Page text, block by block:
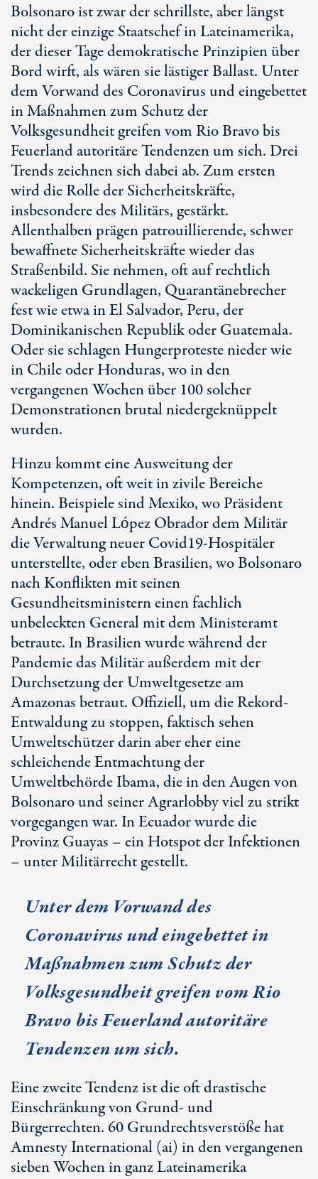
Bolsonaro ist zwar der schrillste, aber längst
nicht der einzige Staatschef in Lateinamerika,
der dieser Tage demokratische Prinzipien über
Bord wirft, als wären sie lästiger Ballast. Unter
dem Vorwand des Coronavirus und eingebettet
in Maßnahmen zum Schutz der
Volksgesundheit greifen vom Rio Bravo bis
Feuerland autoritäre Tendenzen um sich. Drei
Trends zeichnen sich dabei ab. Zum ersten
wird die Rolle der Sicherheitskräfte,
insbesondere des Militärs, gestärkt.
Allenthalben prägen patrouillierende, schwer
bewaffnete Sicherheitskräfte wieder das
Straßenbild. Sie nehmen, oft auf rechtlich
wackeligen Grundlagen, Quarantänebrecher
fest wie etwa in El Salvador, Peru, der
Dominikanischen Republik oder Guatemala.
Oder sie schlagen Hungerproteste nieder wie
in Chile oder Honduras, wo in den
vergangenen Wochen über 100 solcher
Demonstrationen brutal niedergeknüppelt
wurden.
Hinzu kommt eine Ausweitung der
Kompetenzen, oft weit in zivile Bereiche
hinein. Beispiele sind Mexiko, wo Präsident
Andrés Manuel López Obrador dem Militär
die Verwaltung neuer Covid19-Hospitäler
unterstellte, oder eben Brasilien, wo Bolsonaro
nach Konflikten mit seinen
Gesundheitsministern einen fachlich
unbeleckten General mit dem Ministeramt
betraute. In Brasilien wurde während der
Pandemie das Militär außerdem mit der
Durchsetzung der Umweltgesetze am
Amazonas betraut. Offiziell, um die Rekord-
Entwaldung zu stoppen, faktisch sehen
Umweltschützer darin aber eher eine
schleichende Entmachtung der
Umweltbehörde Ibama, die in den Augen von
Bolsonaro und seiner Agrarlobby viel zu strikt
vorgegangen war. In Ecuador wurde die
Provinz Guayas – ein Hotspot der Infektionen
– unter Militärrecht gestellt.
Unter dem Vorwand des
Coronavirus und eingebettet in
Maßnahmen zum Schutz der
Volksgesundheit greifen vom Rio
Bravo bis Feuerland autoritäre
Tendenzen um sich.
Eine zweite Tendenz ist die oft drastische
Einschränkung von Grund- und
Bürgerrechten. 60 Grundrechtsverstöße hat
Amnesty International (ai) in den vergangenen
sieben Wochen in ganz Lateinamerika